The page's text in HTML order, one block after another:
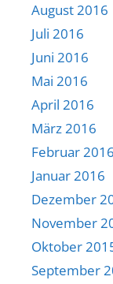
August 2016
Juli 2016
Juni 2016
Mai 2016
April 2016
März 2016
Februar 2016
Januar 2016
Dezember
November
Oktober
September